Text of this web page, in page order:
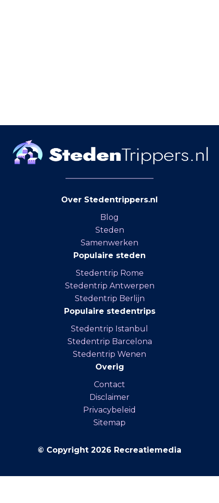
Over Stedentrippers.nl
Blog
Steden
Samenwerken
Populaire steden
Stedentrip Rome
Stedentrip Antwerpen
Stedentrip Berlijn
Populaire stedentrips
Stedentrip Istanbul
Stedentrip Barcelona
Stedentrip Wenen
Overig
Contact
Disclaimer
Privacybeleid
Sitemap
© Copyright 2026 Recreatiemedia